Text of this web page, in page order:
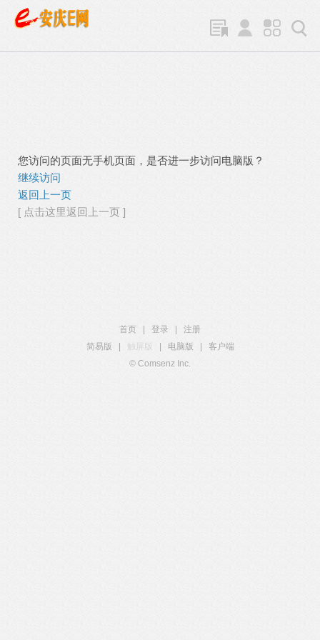
您访问的页面无手机页面，是否进一步访问电脑版？
继续访问
返回上一页
[ 点击这里返回上一页 ]
首页 登录
注册
简易版
触屏版 电脑版
客户端
© Comsenz Inc.